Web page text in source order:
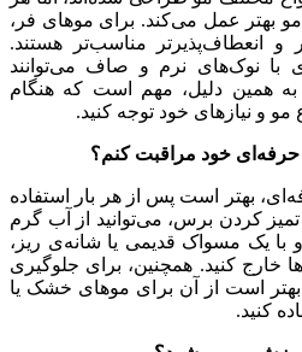
بهتر عمل می‌کند. برای موهای فر،
و انعطاف‌پذیرتر مناسب‌تر هستند.
نوک‌های نرم و صاف می‌توانند
به همین دلیل، مهم است که هنگام
و نیازهای خود توجه کنید.
بهتر است پس از هر بار استفاده
تمیز کردن برس، می‌توانید از آب گرم
با یک مسواک قدیمی یا شانه‌ی ریز،
خارج کنید. همچنین، برای جلوگیری
است از آن برای موهای خشک یا
کنید.